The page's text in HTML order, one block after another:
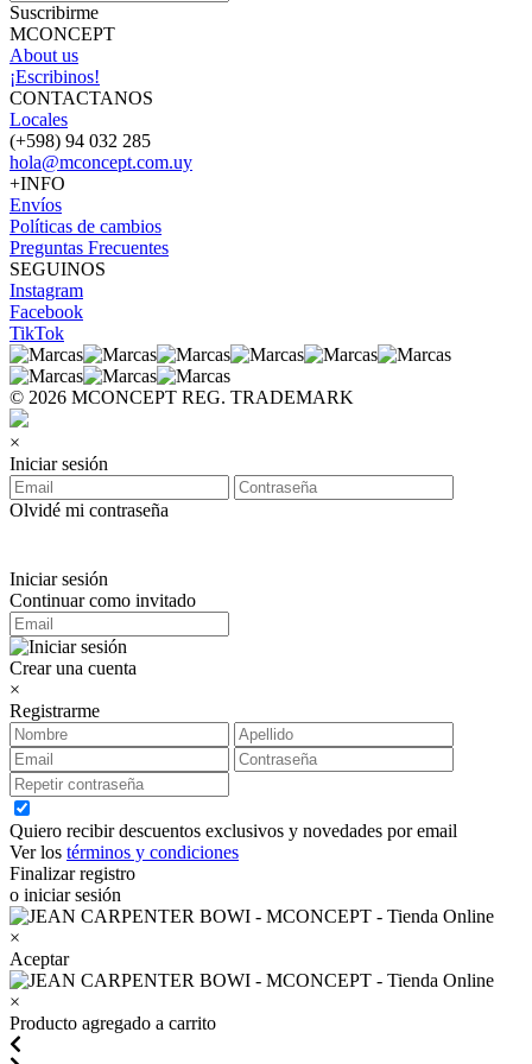
Suscribirme
MCONCEPT
About us
¡Escribinos!
CONTACTANOS
Locales
(+598) 94 032 285
hola@mconcept.com.uy
+INFO
Envíos
Políticas de cambios
Preguntas Frecuentes
SEGUINOS
Instagram
Facebook
TikTok
© 2026 MCONCEPT REG. TRADEMARK
×
Iniciar sesión
Olvidé mi contraseña
Iniciar sesión
Continuar como invitado
Crear una cuenta
×
Registrarme
Quiero recibir descuentos exclusivos y novedades por email
Ver los términos y condiciones
Finalizar registro
o iniciar sesión
×
Aceptar
×
Producto agregado a carrito